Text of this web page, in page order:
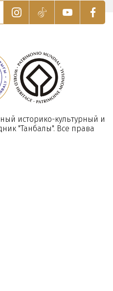
Апреля
историко-культурный и
"Танбалы". Все права